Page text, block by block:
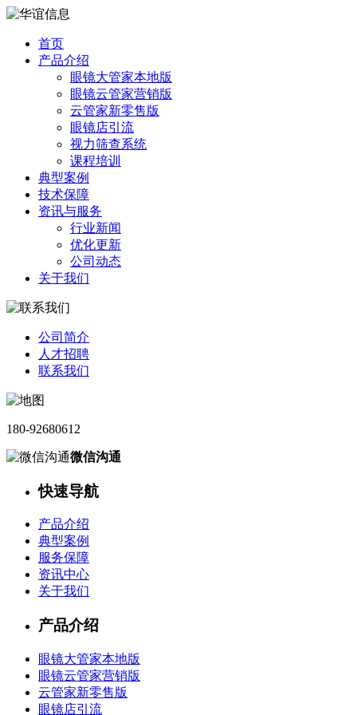
首页
产品介绍
眼镜大管家本地版
眼镜云管家营销版
云管家新零售版
眼镜店引流
视力筛查系统
课程培训
典型案例
技术保障
资讯与服务
行业新闻
优化更新
公司动态
关于我们
公司简介
人才招聘
联系我们
180-92680612
微信沟通
快速导航
产品介绍
典型案例
服务保障
资讯中心
关于我们
产品介绍
眼镜大管家本地版
眼镜云管家营销版
云管家新零售版
眼镜店引流